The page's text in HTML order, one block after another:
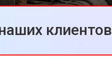
телевизора Toshiba
клиентов